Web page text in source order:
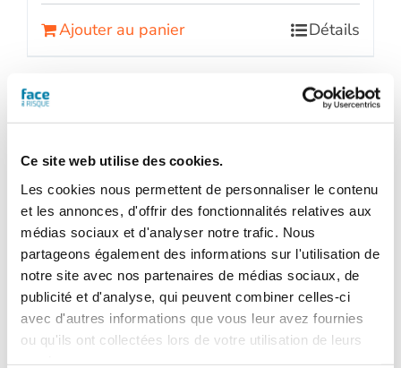
Ce site web utilise des cookies.
Les cookies nous permettent de personnaliser le contenu
et les annonces, d'offrir des fonctionnalités relatives aux
médias sociaux et d'analyser notre trafic. Nous
partageons également des informations sur l'utilisation de
notre site avec nos partenaires de médias sociaux, de
publicité et d'analyse, qui peuvent combiner celles-ci
avec d'autres informations que vous leur avez fournies
ou qu'ils ont collectées lors de votre utilisation de leurs
Ajouter au panier Détails